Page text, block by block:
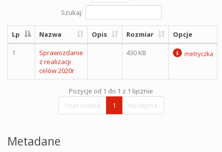
Szukaj:
Lp Nazwa Opis Rozmiar Opcje
1
Sprawozdanie
z realizacji
celów 2020r
430 KB metryczka
Pozycje od 1 do 1 z 1 łącznie
Poprzednia
1 Następna
Metadane